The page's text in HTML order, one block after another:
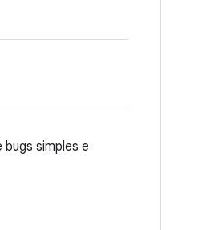
simples e